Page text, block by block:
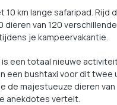
10 km lange safaripad. Rijd
van 120 verschillende
je kampeervakantie.
is een totaal nieuwe
een bushtaxi voor dit twee
de majestueuze dieren van
anekdotes vertelt.